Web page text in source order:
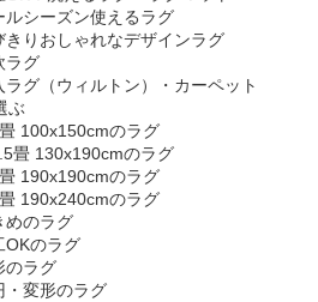
ルシーズン使えるラグ
きりおしゃれなデザインラグ
ラグ
ラグ（ウィルトン）・カーペット
ぶ
100x150cmのラグ
畳 130x190cmのラグ
190x190cmのラグ
190x240cmのラグ
めのラグ
OKのラグ
のラグ
・変形のラグ